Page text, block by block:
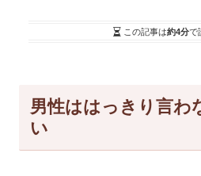
この記事は約4分で
男性ははっきり言わ
い